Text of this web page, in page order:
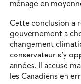
ménage en
Cette conclusion a
gouvernement a
changement
conservateur s’y
années. Il accuse
les Canadiens en